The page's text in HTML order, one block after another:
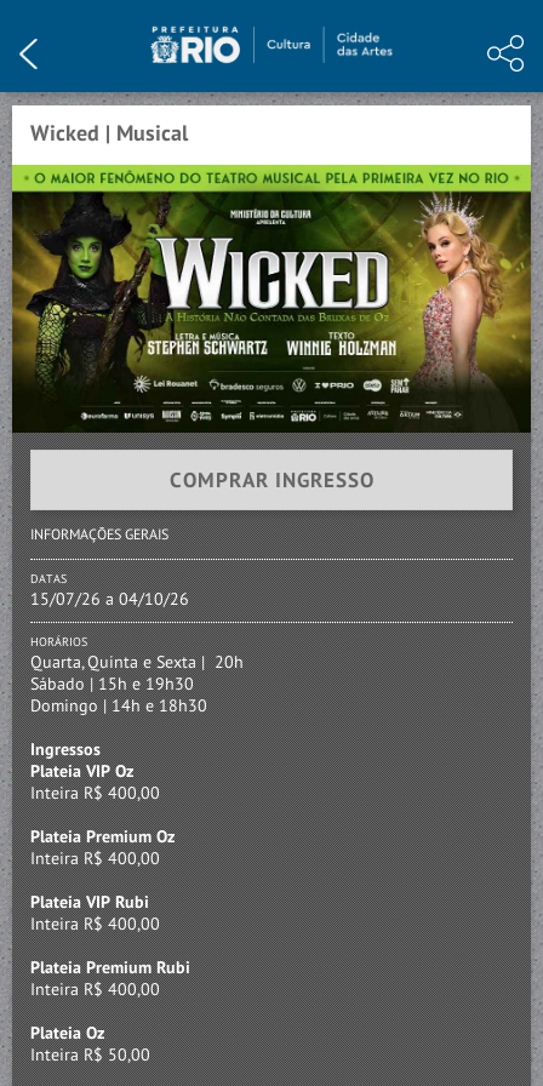
HOME
INSTITUCIONAL
ARTE E CONHECIMENTO
NOTÍCIAS
MEMÓRIA
CONTATO
Wicked | Musical
COMPRAR INGRESSO
INFORMAÇÕES GERAIS
DATAS
15/07/26 a 04/10/26
HORÁRIOS
Quarta, Quinta e Sexta | 20h
Sábado | 15h e 19h30
Domingo | 14h e 18h30
Ingressos
Plateia VIP Oz
Inteira R$ 400,00
Plateia Premium Oz
Inteira R$ 400,00
Plateia VIP Rubi
Inteira R$ 400,00
Plateia Premium Rubi
Inteira R$ 400,00
Plateia Oz
Inteira R$ 50,00